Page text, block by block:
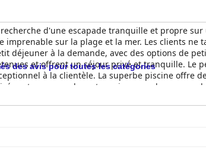
d'une escapade tranquille et propre
sur la plage et la mer. Les clients ne
déjeuner à la demande, avec des options de
et offrent un séjour privé et tranquille. Le
à la clientèle. La superbe piscine offre
est propre, calme et sereine, avec beaucoup
des avis pour toutes les catégories